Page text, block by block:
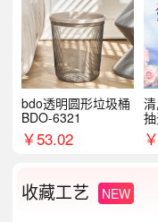
bdo透明圆形垃圾桶
BDO-6321
￥53.02
8
￥
收藏工艺 NEW